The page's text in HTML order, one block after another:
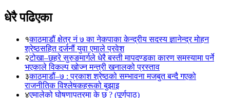
धेरै पढिएका
१काठमाडौं क्षेत्र नं ७ का नेकपाका केन्द्रीय सदस्य ज्ञानेन्द्र मोहन
श्रेष्ठसहित दर्जनौं युवा एमाले प्रवेश
२टोखा–छहरे सुरुङमार्गले धेरै बस्ती मापदण्डका कारण समस्यामा पर्ने
भएकाले विकल्प खोज्न मन्त्री खनालको प्रस्ताव
३काठमाडौं–७ : प्रकाश श्रेष्ठको सम्भावना मजबुत बन्दै गएको
राजनीतिक विश्लेषकहरूको बुझाइ
४एमालेको घोषणापत्रमा के छ ? (पूर्णपाठ)